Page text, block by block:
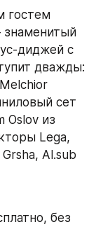
гостем
знаменитый
диджей с
дважды:
сет
Oslov из
Lega,
Al.sub
без